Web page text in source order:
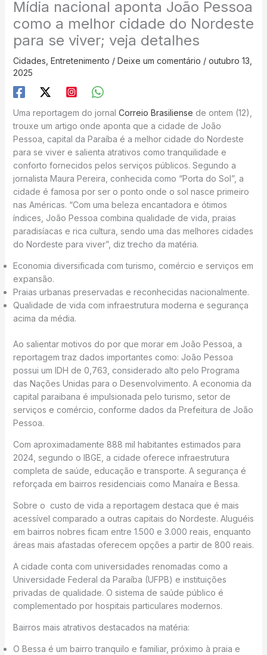
Mídia nacional aponta João Pessoa
como a melhor cidade do Nordeste
para se viver; veja detalhes
Cidades Entretenimento / Deixe um comentário / outubro 13,
2025
Uma reportagem do jornal Correio Brasiliense de ontem (12),
trouxe um artigo onde aponta que a cidade de João
Pessoa, capital da Paraíba é a melhor cidade do Nordeste
para se viver e salienta atrativos como tranquilidade e
conforto fornecidos pelos serviços públicos. Segundo a
jornalista Maura Pereira, conhecida como “Porta do Sol”, a
cidade é famosa por ser o ponto onde o sol nasce primeiro
nas Américas. “Com uma beleza encantadora e ótimos
índices, João Pessoa combina qualidade de vida, praias
paradisíacas e rica cultura, sendo uma das melhores cidades
do Nordeste para viver”, diz trecho da matéria.
Economia diversificada com turismo, comércio e serviços em
expansão.
Praias urbanas preservadas e reconhecidas nacionalmente.
Qualidade de vida com infraestrutura moderna e segurança
acima da média.
Ao salientar motivos do por que morar em João Pessoa, a
reportagem traz dados importantes como: João Pessoa
possui um IDH de 0,763, considerado alto pelo Programa
das Nações Unidas para o Desenvolvimento. A economia da
capital paraibana é impulsionada pelo turismo, setor de
serviços e comércio, conforme dados da Prefeitura de João
Pessoa.
Com aproximadamente 888 mil habitantes estimados para
2024, segundo o IBGE, a cidade oferece infraestrutura
completa de saúde, educação e transporte. A segurança é
reforçada em bairros residenciais como Manaíra e Bessa.
Sobre o custo de vida a reportagem destaca que é mais
acessível comparado a outras capitais do Nordeste. Aluguéis
em bairros nobres ficam entre 1.500 e 3.000 reais, enquanto
áreas mais afastadas oferecem opções a partir de 800 reais.
A cidade conta com universidades renomadas como a
Universidade Federal da Paraíba (UFPB) e instituições
privadas de qualidade. O sistema de saúde público é
complementado por hospitais particulares modernos.
Bairros mais atrativos destacados na matéria:
O Bessa é um bairro tranquilo e familiar, próximo à praia e